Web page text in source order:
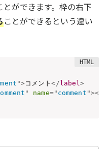
とができます。枠の右下
ことができるという違い
">コメント</label>
" name=" comment "></